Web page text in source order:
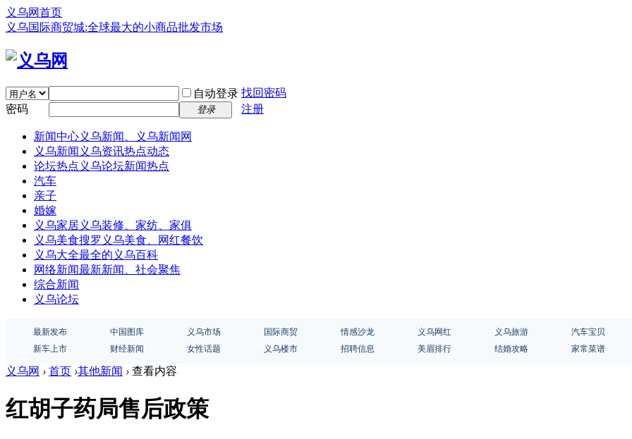
义乌网首页
义乌国际商贸城:全球最大的小商品批发市场
自动登录 找回密码
密码
登录 注册
新闻中心义乌新闻、义乌新闻网
义乌新闻 义乌资讯热点动态
论坛热点 义乌论坛新闻热点
汽车
亲子
婚嫁
义乌家居义乌装修、家纺、家俱
义乌美食搜罗义乌美食、网红餐饮
义乌大全最全的义乌百科
网络新闻最新新闻、社会聚焦
综合新闻
义乌论坛
最新发布 中国图库 义乌市场 国际商贸 情感沙龙 义乌网红 义乌旅游 汽车宝贝
新车上市
财经新闻 女性话题 义乌楼市 招聘信息 美眉排行 结婚攻略 家常菜谱
义乌网 › 首页 ›其他新闻 › 查看内容
红胡子药局售后政策